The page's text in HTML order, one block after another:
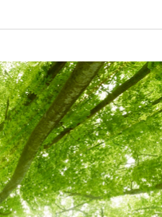
NATIONAL
国政への考え
Educational
教育支援